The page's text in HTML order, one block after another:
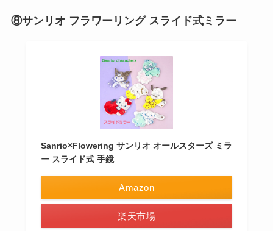
⑧サンリオ フラワーリング スライド式ミラー
Sanrio×Flowering サンリオ オールスターズ ミラ
ー スライド式 手鏡
Amazon
楽天市場